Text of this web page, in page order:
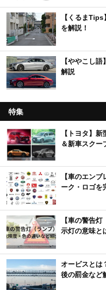
【くるま
を解説！
【ややこし
解説
特集
【トヨタ】
＆新車スクー
【車のエン
ーク・ロゴを
【車の警告
示灯の意味と
オービスとは
後の罰金など